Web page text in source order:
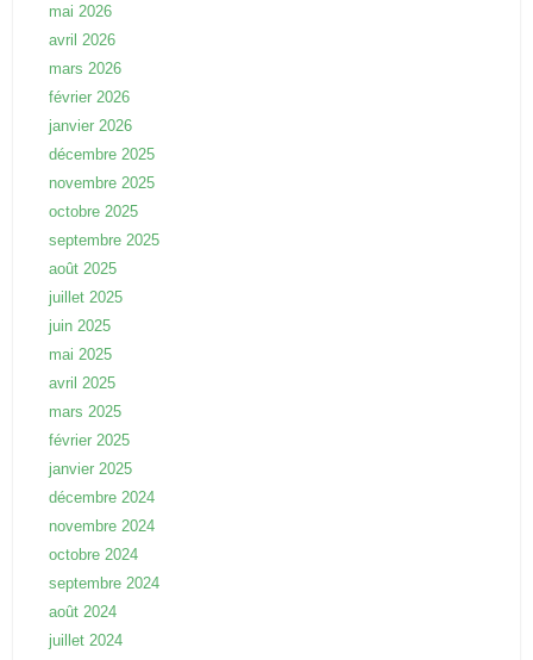
mai 2026
avril 2026
mars 2026
février 2026
janvier 2026
décembre 2025
novembre 2025
octobre 2025
septembre 2025
août 2025
juillet 2025
juin 2025
mai 2025
avril 2025
mars 2025
février 2025
janvier 2025
décembre 2024
novembre 2024
octobre 2024
septembre 2024
août 2024
juillet 2024